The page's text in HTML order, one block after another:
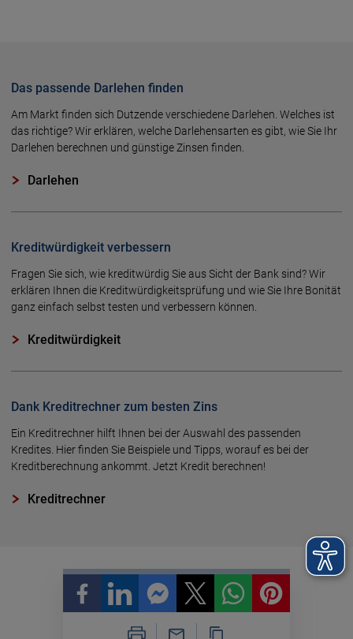
Das passende Darlehen finden
Am Markt finden sich Dutzende ver­schie­dene Darlehen. Welches ist
das richtige? Wir erklären, welche Darlehens­arten es gibt, wie Sie Ihr
Darlehen berechnen und günstige Zinsen finden.
Darlehen
Kreditwürdigkeit verbessern
Fragen Sie sich, wie kreditwürdig Sie aus Sicht der Bank sind? Wir
erklären Ihnen die Kreditwürdigkeitsprüfung und wie Sie Ihre Bonität
ganz einfach selbst testen und verbessern können.
Kreditwürdigkeit
Dank Kreditrechner zum besten Zins
Ein Kreditrechner hilft Ihnen bei der Auswahl des passenden
Kredites. Hier finden Sie Beispiele und Tipps, worauf es bei der
Kreditberechnung ankommt. Jetzt Kredit berechnen!
Kreditrechner